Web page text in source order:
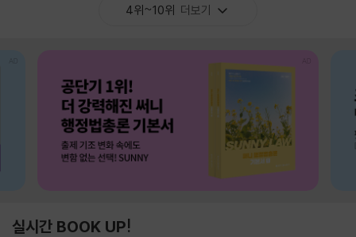
4위~10위 더보기
실시간 BOOK UP!